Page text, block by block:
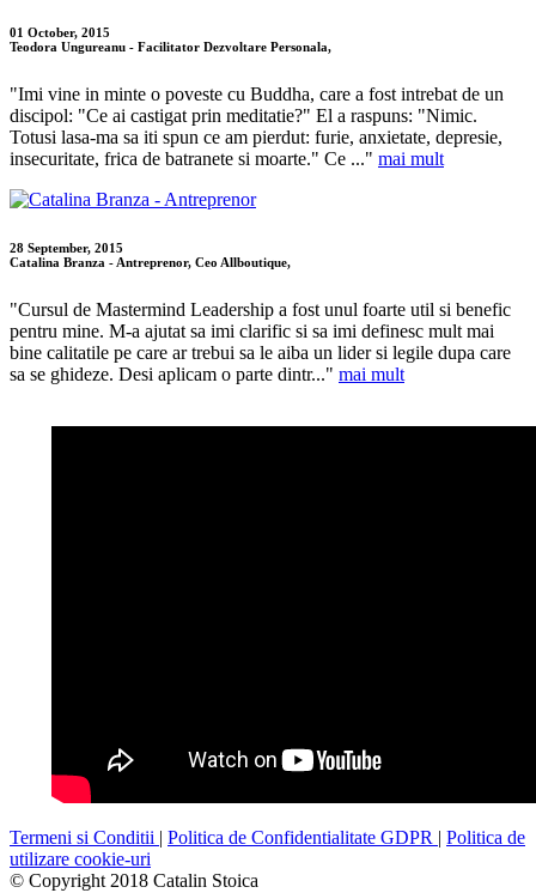
01 October, 2015
Teodora Ungureanu - Facilitator Dezvoltare Personala,
"Imi vine in minte o poveste cu Buddha, care a fost intrebat de un
discipol: "Ce ai castigat prin meditatie?" El a raspuns: "Nimic.
Totusi lasa-ma sa iti spun ce am pierdut: furie, anxietate, depresie,
insecuritate, frica de batranete si moarte." Ce ..." mai mult
28 September, 2015
Catalina Branza - Antreprenor, Ceo Allboutique,
"Cursul de Mastermind Leadership a fost unul foarte util si benefic
pentru mine. M-a ajutat sa imi clarific si sa imi definesc mult mai
bine calitatile pe care ar trebui sa le aiba un lider si legile dupa care
sa se ghideze. Desi aplicam o parte dintr..." mai mult
Termeni si Conditii | Politica de Confidentialitate GDPR | Politica de
utilizare cookie-uri
© Copyright 2018 Catalin Stoica